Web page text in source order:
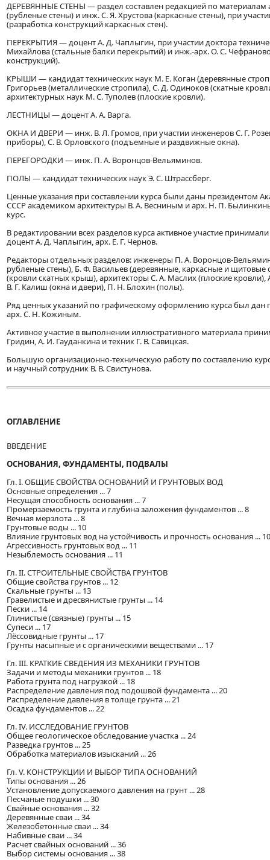
ДЕРЕВЯННЫЕ СТЕНЫ — раздел составлен редакцией по материалам
(рубленые стены) и инж. С. Я. Хрустова (каркасные стены), при
(разработка конструкций каркасных стен).
ПЕРЕКРЫТИЯ — доцент А. Д. Чаплыгин, при участии доктора
Михайлова (стальные балки перекрытий) и инж.-арх. О. С.
конструкций).
КРЫШИ — кандидат технических наук М. Е. Коган (деревянные
Григорьев (металлические стропила), С. Д. Одиноков (скатные
архитектурных наук М. С. Туполев (плоские кровли).
ЛЕСТНИЦЫ — доцент А. А. Варга.
ОКНА И ДВЕРИ — инж. В. Л. Громов, при участии инженеров С. Г.
приборы), С. В. Орловского (подъемные и раздвижные окна).
ПЕРЕГОРОДКИ — инж. П. А. Воронцов-Вельяминов.
ПОЛЫ — кандидат технических наук Э. С. Штрассберг.
Ценные указания при составлении курса были даны президентом
СССР академиком архитектуры В. А. Весниным и арх. Н. П.
курс.
В редактировании всех разделов курса активное участие
доцент А. Д. Чаплыгин, арх. Е. Г. Чернов.
Редакторы отдельных разделов: инженеры П. А. Воронцов-
рубленые стены), Б. Ф. Васильев (деревянные, каркасные и щитовые
(кровли скатных крыш), архитекторы С. А. Маслих (плоские кровли),
В. Г. Калиш (окна и двери), П. Н. Блохин (полы).
Ряд ценных указаний по графическому оформлению курса был
арх. С. Н. Кожиным.
Активное участие в выполнении иллюстративного материала
Гридин, А. И. Гауданкина и техник Г. В. Савицкая.
Большую организационно-техническую работу по составлению
и научный сотрудник В. В. Свистунова.
ОГЛАВЛЕНИЕ
ВВЕДЕНИЕ
ОСНОВАНИЯ, ФУНДАМЕНТЫ, ПОДВАЛЫ
Гл. I. ОБЩИЕ СВОЙСТВА ОСНОВАНИЙ И ГРУНТОВЫХ ВОД
Основные определения ... 7
Несущая способность основания ... 7
Промерзаемость грунта и глубина заложения фундаментов ... 8
Вечная мерзлота ... 8
Грунтовые воды ... 10
Влияние грунтовых вод на устойчивость и прочность основания ... 10
Агрессивность грунтовых вод ... 11
Незыблемость основания ... 11
Гл. II. СТРОИТЕЛЬНЫЕ СВОЙСТВА ГРУНТОВ
Общие свойства грунтов ... 12
Скальные грунты ... 13
Гравелистые и дресвянистые грунты ... 14
Пески ... 14
Глинистые (связные) грунты ... 15
Супеси ... 17
Лёссовидные грунты ... 17
Грунты насыпные и с органическими веществами ... 17
Гл. III. КРАТКИЕ СВЕДЕНИЯ ИЗ МЕХАНИКИ ГРУНТОВ
Задачи и методы механики грунтов ... 18
Работа грунта под нагрузкой ... 18
Распределение давления под подошвой фундамента ... 20
Распределение давления в толще грунта ... 21
Осадка фундаментов ... 22
Гл. IV. ИССЛЕДОВАНИЕ ГРУНТОВ
Общее геологическое обследование участка ... 24
Разведка грунтов ... 25
Обработка материалов изысканий ... 26
Гл. V. КОНСТРУКЦИИ И ВЫБОР ТИПА ОСНОВАНИЙ
Типы основания ... 26
Установление допускаемого давления на грунт ... 28
Песчаные подушки ... 30
Свайные основания ... 32
Деревянные сваи ... 34
Железобетонные сваи ... 34
Набивные сваи ... 34
Расчет свайных оснований ... 36
Выбор системы основания ... 38